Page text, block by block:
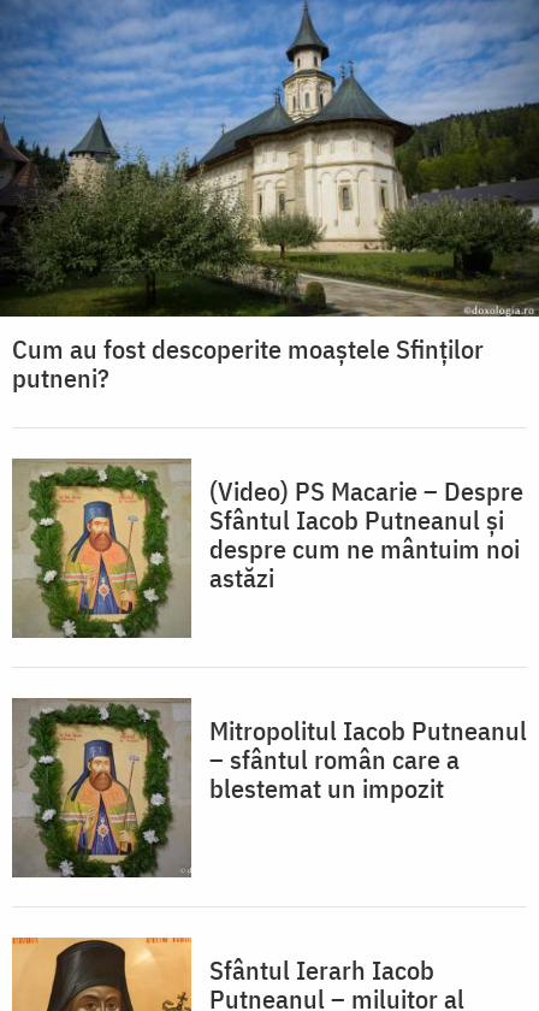
Cum au fost descoperite moaștele Sfinților
putneni?
(Video) PS Macarie – Despre
Sfântul Iacob Putneanul și
despre cum ne mântuim noi
astăzi
Mitropolitul Iacob Putneanul
– sfântul român care a
blestemat un impozit
Sfântul Ierarh Iacob
Putneanul – miluitor al